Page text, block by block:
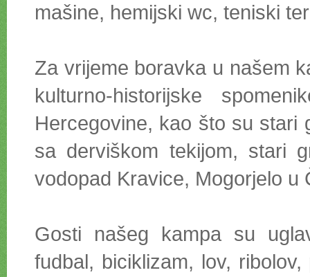
mašine, hemijski wc, teniski
Za vrijeme boravka u našem
kulturno-historijske
Hercegovine, kao što su stari
sa derviškom tekijom, stari
vodopad Kravice, Mogorjelo u
Gosti našeg kampa su
fudbal, biciklizam, lov,